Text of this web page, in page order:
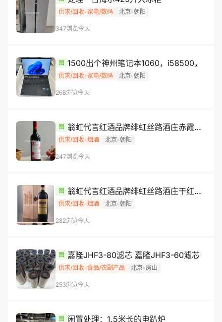
供求/回收-家电/数码 北京-朝阳
347浏览今天
图 1500出个神州笔记本1060，i58500，
供求/回收-家电/数码 北京-朝阳
268浏览今天
图 翁虹代言红酒品牌绯虹丝路酒庄赤霞珠
干红葡萄酒750ml
供求/回收-烟酒 北京-朝阳
247浏览今天
图 翁虹代言红酒品牌绯虹丝路酒庄干红葡
萄酒750ml
供求/回收-烟酒 北京-朝阳
282浏览今天
图 嘉隆JHF3-80滤芯 嘉隆JHF3-60滤芯
供求/回收-食品/农副产品 北京-房山
253浏览今天
图 闲置处理：1.5米长的电趴炉